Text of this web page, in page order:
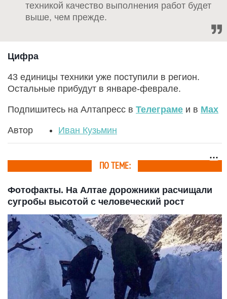
техникой качество выполнения работ будет
выше, чем прежде.
Цифра
43 единицы техники уже поступили в регион.
Остальные прибудут в январе-феврале.
Подпишитесь на Алтапресс в Телеграме и в Max
Автор Иван Кузьмин
ПО ТЕМЕ:
Фотофакты. На Алтае дорожники расчищали
сугробы высотой с человеческий рост